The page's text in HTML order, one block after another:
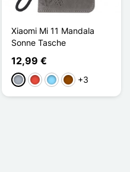
Xiaomi Mi 11 Mandala
Sonne Tasche
12,99 €
GrauRot HellblauBraun
+3